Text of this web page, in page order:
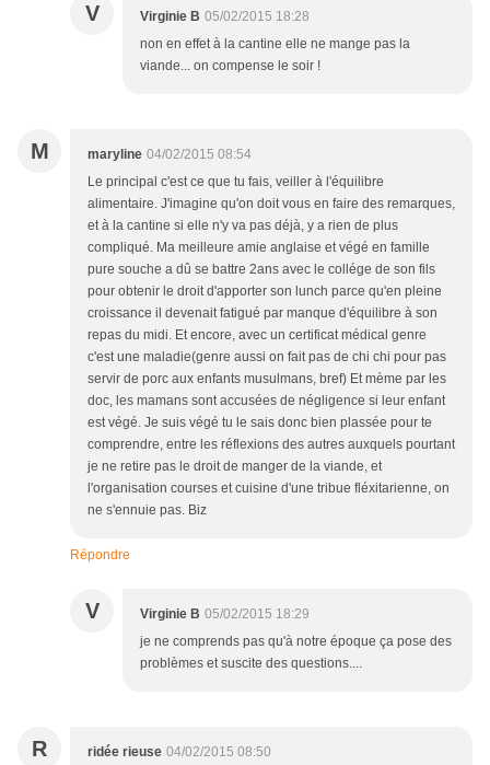
V Virginie B 05/02/2015 18:28
non en effet à la cantine elle ne mange pas la
viande... on compense le soir !
M maryline 04/02/2015 08:54
Le principal c'est ce que tu fais, veiller à l'équilibre
alimentaire. J'imagine qu'on doit vous en faire des remarques,
et à la cantine si elle n'y va pas déjà, y a rien de plus
compliqué. Ma meilleure amie anglaise et végé en famille
pure souche a dû se battre 2ans avec le collége de son fils
pour obtenir le droit d'apporter son lunch parce qu'en pleine
croissance il devenait fatigué par manque d'équilibre à son
repas du midi. Et encore, avec un certificat médical genre
c'est une maladie(genre aussi on fait pas de chi chi pour pas
servir de porc aux enfants musulmans, bref) Et mème par les
doc, les mamans sont accusées de négligence si leur enfant
est végé. Je suis végé tu le sais donc bien plassée pour te
comprendre, entre les réflexions des autres auxquels pourtant
je ne retire pas le droit de manger de la viande, et
l'organisation courses et cuisine d'une tribue fléxitarienne, on
ne s'ennuie pas. Biz
Répondre
V Virginie B 05/02/2015 18:29
je ne comprends pas qu'à notre époque ça pose des
problèmes et suscite des questions....
R ridée rieuse 04/02/2015 08:50